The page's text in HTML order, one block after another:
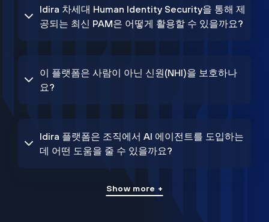
Idira 차세대 Human Identity Security을 통해 제
공되는 최신 PAM은 어떻게 활용할 수 있을까요?
이 플랫폼은 사람이 아닌 신원(NHI)을 보호하나
요?
Idira 플랫폼은 조직에서 AI 에이전트를 도입하는
데 어떤 도움을 줄 수 있을까요?
Show more +